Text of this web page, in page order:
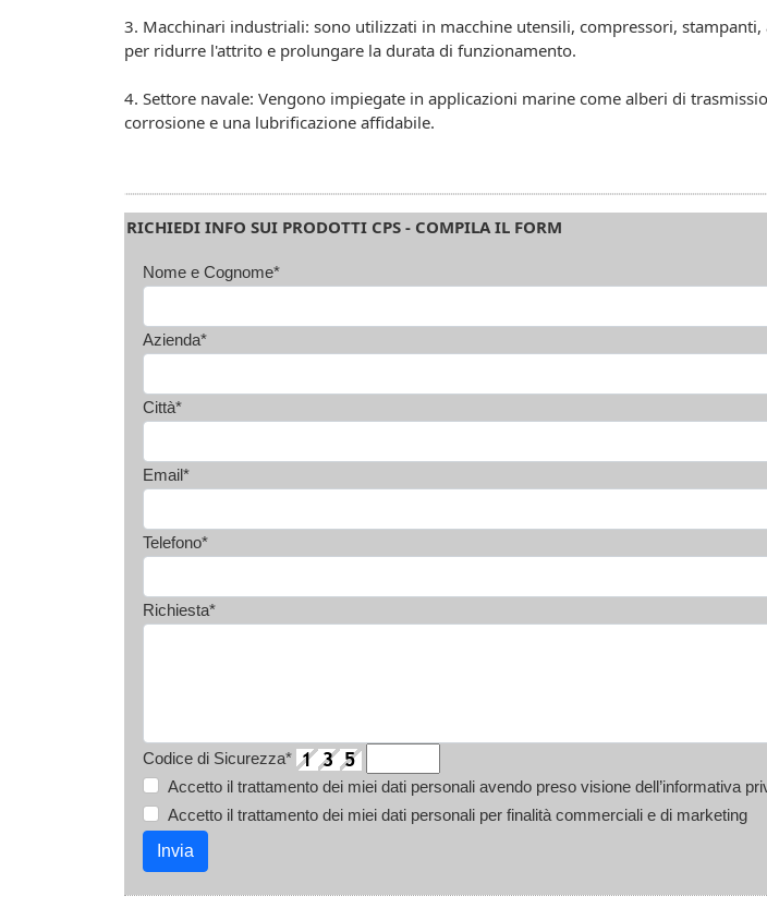
3. Macchinari industriali: sono utilizzati in macchine utensili, compressori,
per ridurre l'attrito e prolungare la durata di funzionamento.
4. Settore navale: Vengono impiegate in applicazioni marine come alberi di
corrosione e una lubrificazione affidabile.
RICHIEDI INFO SUI PRODOTTI CPS - COMPILA IL FORM
Nome e Cognome*
Azienda*
Città*
Email*
Telefono*
Richiesta*
Codice di Sicurezza*
Accetto il trattamento dei miei dati personali avendo preso visione dell’informativa
Accetto il trattamento dei miei dati personali per finalità commerciali e di marketing
Invia